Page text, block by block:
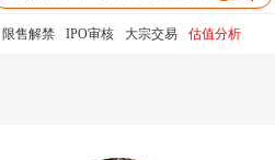
限售解禁 IPO审核 大宗交易 估值分析